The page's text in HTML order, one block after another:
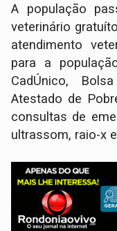
A população
veterinário
atendimento
para a
CadÚnico,
Atestado de
consultas de
ultrassom, raio-x